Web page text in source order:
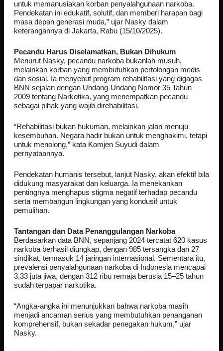
untuk memanusiakan korban penyalahgunaan narkoba.
Pendekatan ini edukatif, solutif, dan memberi harapan bagi
masa depan generasi muda,” ujar Nasky dalam
keterangannya di Jakarta, Rabu (15/10/2025).
Pecandu Harus Diselamatkan, Bukan Dihukum
Menurut Nasky, pecandu narkoba bukanlah musuh,
melainkan korban yang membutuhkan pertolongan medis
dan sosial. Ia menyebut program rehabilitasi yang digagas
BNN sejalan dengan Undang-Undang Nomor 35 Tahun
2009 tentang Narkotika, yang menempatkan pecandu
sebagai pihak yang wajib direhabilitasi.
“Rehabilitasi bukan hukuman, melainkan jalan menuju
kesembuhan. Negara hadir bukan untuk menghakimi, tetapi
untuk menolong,” kata Komjen Suyudi dalam
pernyataannya.
Pendekatan humanis tersebut, lanjut Nasky, akan efektif bila
didukung masyarakat dan keluarga. Ia menekankan
pentingnya menghapus stigma negatif terhadap pecandu
serta membangun lingkungan yang kondusif untuk
pemulihan.
Tantangan dan Data Penanggulangan Narkoba
Berdasarkan data BNN, sepanjang 2024 tercatat 620 kasus
narkoba berhasil diungkap, dengan 985 tersangka dan 27
sindikat, termasuk 14 jaringan internasional. Sementara itu,
prevalensi penyalahgunaan narkoba di Indonesia mencapai
3,33 juta jiwa, dengan 312 ribu remaja berusia 15–25 tahun
sudah terpapar narkotika.
“Angka-angka ini menunjukkan bahwa narkoba masih
menjadi ancaman serius yang membutuhkan penanganan
komprehensif, bukan sekadar penegakan hukum,” ujar
Nasky.